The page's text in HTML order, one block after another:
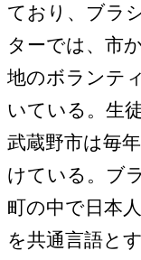
ており、ブラ
ターでは、市
地のボランテ
いている。生
武蔵野市は毎
けている。ブ
町の中で日本
を共通言語と